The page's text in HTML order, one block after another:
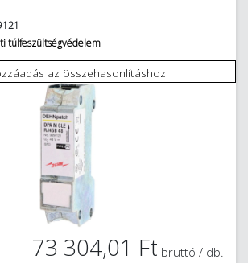
túlfeszültségvédelem
az összehasonlításhoz
73 304,01 Ft bruttó / db.